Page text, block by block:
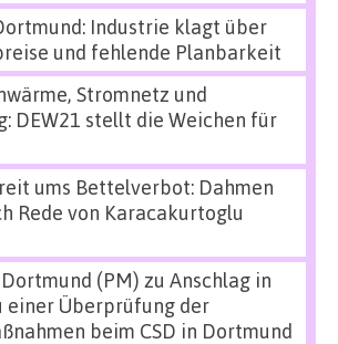
Industrie klagt über
und fehlende Planbarkeit
Stromnetz und
DEW21 stellt die Weichen für
ums Bettelverbot: Dahmen
Rede von Karacakurtoglu
(PM) zu Anschlag in
einer Überprüfung der
beim CSD in Dortmund